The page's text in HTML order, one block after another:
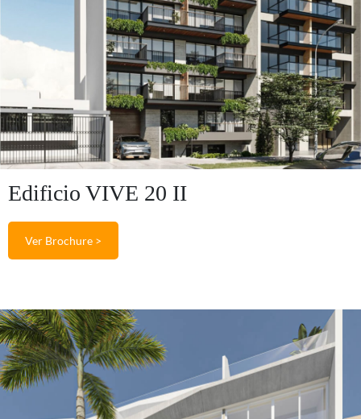
Edificio VIVE 20 II
Ver Brochure >